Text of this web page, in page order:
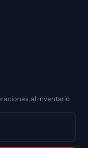
al inventario.